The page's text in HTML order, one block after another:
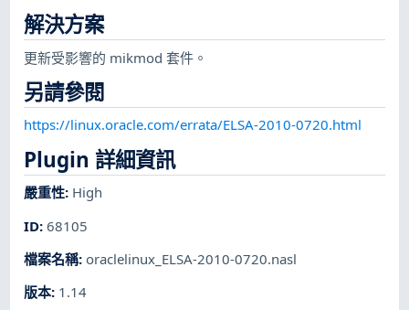
解決方案
更新受影響的 mikmod 套件。
另請參閱
https://linux.oracle.com/errata/ELSA-2010-0720.html
Plugin 詳細資訊
嚴重性: High
ID:68105
檔案名稱: oraclelinux_ELSA-2010-0720.nasl
版本: 1.14